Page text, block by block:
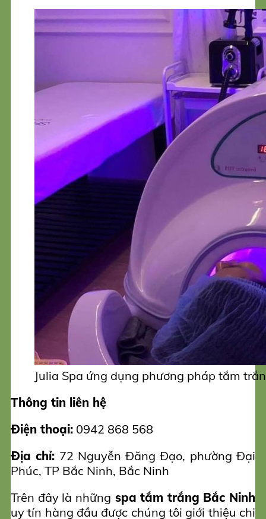
Julia Spa ứng dụng phương pháp tắm
Thông tin liên hệ
Điện thoại: 0942 868 568
Địa chỉ: 72 Nguyễn Đăng Đạo, phường Đại
Phúc, TP Bắc Ninh, Bắc Ninh
Trên đây là những spa tắm trắng Bắc Ninh
uy tín hàng đầu được chúng tôi giới thiệu chi